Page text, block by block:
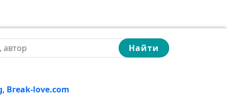
Найти
, Break-love.com